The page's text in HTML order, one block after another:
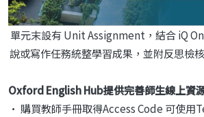
單元末設有 Unit Assignment，結合 iQ
說或寫作任務統整學習成果，並附反思檢
Oxford English Hub提供完善師生線上資
• 購買教師手冊取得Access Code 可使用